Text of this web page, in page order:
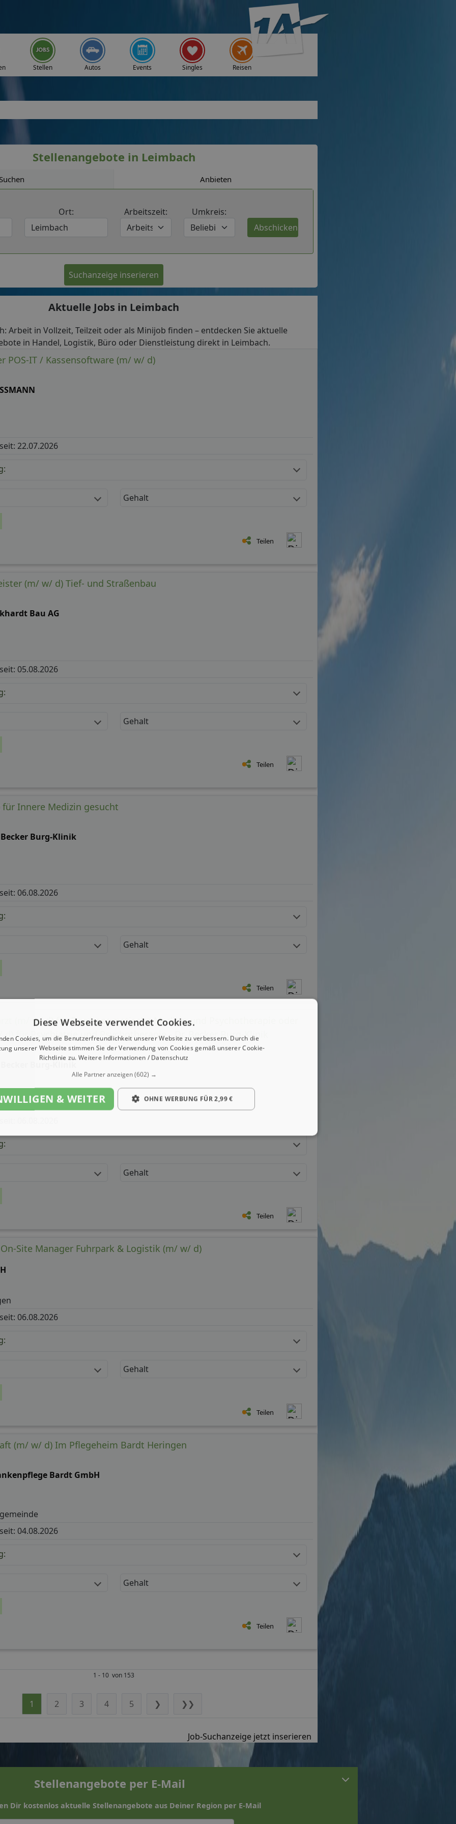
Stellen Autos Events Singles Reisen
Stellenangebote in Leimbach
Suchen Anbieten
Ort: Arbeitszeit: Umkreis:
Suchanzeige inserieren
Aktuelle Jobs in Leimbach
Arbeit in Vollzeit, Teilzeit oder als Minijob finden – entdecken Sie aktuelle
in Handel, Logistik, Büro oder Dienstleistung direkt in Leimbach.
POS-IT / Kassensoftware (m/ w/ d)
22.07.2026
Gehalt
Teilen
(m/ w/ d) Tief- und Straßenbau
Bau AG
05.08.2026
Gehalt
Teilen
Innere Medizin gesucht
Becker Burg-Klinik
06.08.2026
Gehalt
Teilen
(m/ w/ d) für Psychosomatische Medizin und Psychotherapie oder
d) für Psychiatrie und Psychotherapie - Dr. Becker Burg-Klinik
Gehalt
Teilen
Site Manager Fuhrpark & Logistik (m/ w/ d)
06.08.2026
Gehalt
Teilen
(m/ w/ d) Im Pflegeheim Bardt Heringen
Bardt GmbH
04.08.2026
Gehalt
Teilen
1 - 10 von 153
1 2 3 4 5 ❯ ❯❯
Job-Suchanzeige jetzt inserieren
Stellenangebote per E-Mail
Dir kostenlos aktuelle Stellenangebote aus Deiner Region per E-Mail
Diese Webseite verwendet Cookies.
Cookies, um die Benutzerfreundlichkeit unserer Website zu verbessern. Durch die
unserer Webseite stimmen Sie der Verwendung von Cookies gemäß unserer Cookie-
Richtlinie zu. Weitere Informationen / Datenschutz
Alle Partner anzeigen(602) →
& WEITER OHNE WERBUNG FÜR 2,99 €